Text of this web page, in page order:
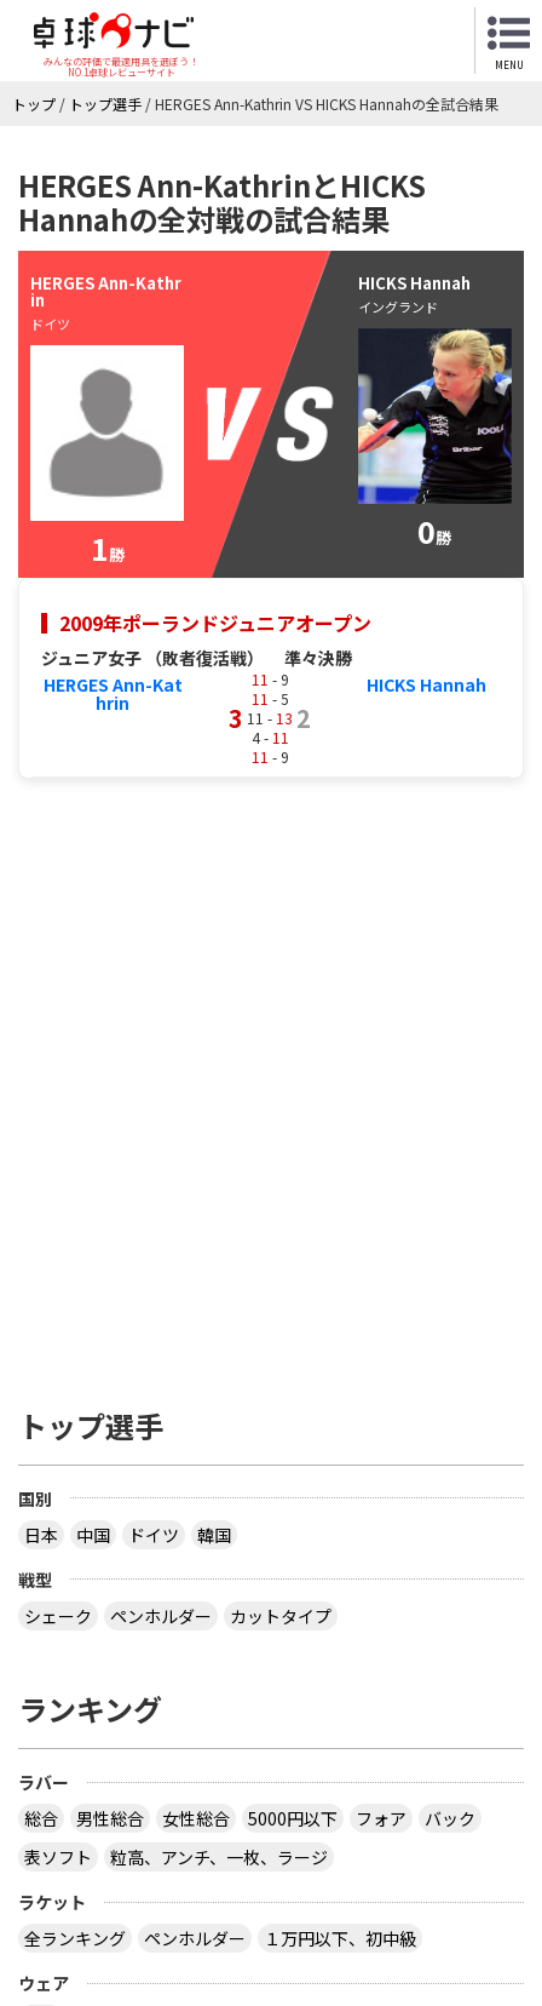
みんなの評価で最適用具を選ぼう！
NO.1卓球レビューサイト
MENU
トップ / トップ選手 /HERGES Ann-Kathrin VS HICKS Hannahの全試合結果
HERGES Ann-KathrinとHICKS
Hannahの全対戦の試合結果
HERGES Ann-Kathr
in
ドイツ
1勝
HICKS Hannah
イングランド
0勝
2009年ポーランドジュニアオープン
ジュニア女子 （敗者復活戦）
準々決勝
HERGES Ann-Kat
hrin 3
11 - 9
11 - 5
11 - 13
4 - 11
11 - 9
2
HICKS Hannah
トップ選手
国別
日本
中国 ドイツ
韓国
戦型
シェーク
ペンホルダー カットタイプ
ランキング
ラバー
総合
男性総合 女性総合 5000円以下 フォア
バック
表ソフト
粒高、アンチ、一枚、ラージ
ラケット
全ランキング
ペンホルダー
１万円以下、初中級
ウェア